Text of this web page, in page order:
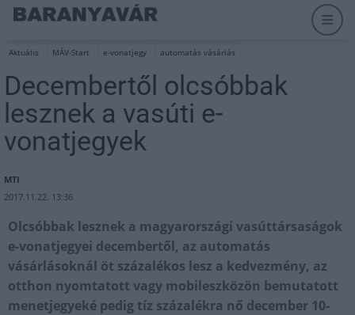
Aktuális MÁV-Start e-vonatjegy automatás vásárlás
Decembertől olcsóbbak
lesznek a vasúti e-
vonatjegyek
MTI
2017.11.22. 13:36
Olcsóbbak lesznek a magyarországi vasúttársaságok
e-vonatjegyei decembertől, az automatás
vásárlásoknál öt százalékos lesz a kedvezmény, az
otthon nyomtatott vagy mobileszközön bemutatott
menetjegyeké pedig tíz százalékra nő december 10-